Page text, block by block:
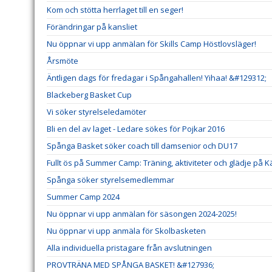
Kom och stötta herrlaget till en seger!
Förändringar på kansliet
Nu öppnar vi upp anmälan för Skills Camp Höstlovsläger!
Årsmöte
Äntligen dags för fredagar i Spångahallen! Yihaa! &#129312;
Blackeberg Basket Cup
Vi söker styrelseledamöter
Bli en del av laget - Ledare sökes för Pojkar 2016
Spånga Basket söker coach till damsenior och DU17
Fullt ös på Summer Camp: Träning, aktiviteter och glädje på
Spånga söker styrelsemedlemmar
Summer Camp 2024
Nu öppnar vi upp anmälan för säsongen 2024-2025!
Nu öppnar vi upp anmäla för Skolbasketen
Alla individuella pristagare från avslutningen
PROVTRÄNA MED SPÅNGA BASKET! &#127936;